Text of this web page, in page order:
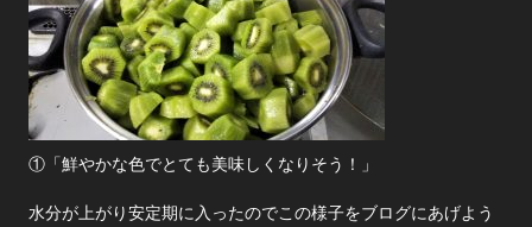
①「鮮やかな色でとても美味しくなりそう！」
水分が上がり安定期に入ったのでこの様子をブログにあげよう